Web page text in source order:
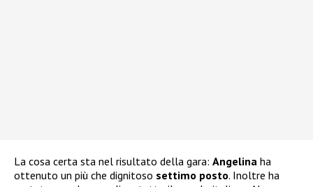
La cosa certa sta nel risultato della gara: Angelina ha
ottenuto un più che dignitoso settimo posto. Inoltre ha